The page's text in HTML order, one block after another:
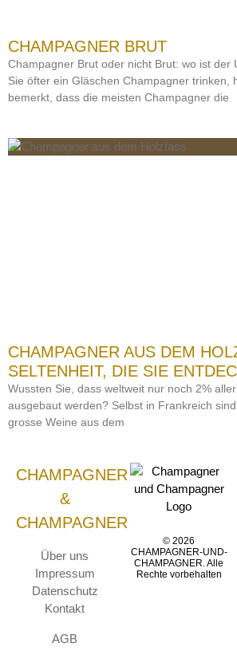
CHAMPAGNER BRUT
Champagner Brut oder nicht Brut: wo ist der
Sie öfter ein Gläschen Champagner trinken,
bemerkt, dass die meisten Champagner die
CHAMPAGNER AUS DEM
SELTENHEIT, DIE SIE
Wussten Sie, dass weltweit nur noch 2%
ausgebaut werden? Selbst in Frankreich
grosse Weine aus dem
CHAMPAGNER
&
CHAMPAGNER
Über uns
Impressum
Datenschutz
Kontakt
AGB
© 2026
CHAMPAGNER-UND-
CHAMPAGNER. Alle
Rechte vorbehalten